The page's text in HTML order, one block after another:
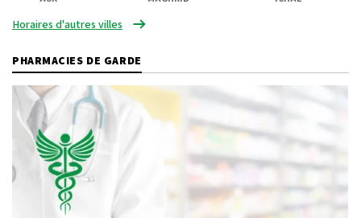
Horaires d'autres villes
PHARMACIES DE GARDE